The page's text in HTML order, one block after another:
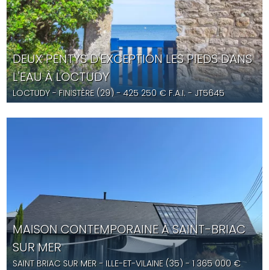
DEUX PENTYS D'EXCEPTION LES PIEDS DANS
L'EAU À LOCTUDY
LOCTUDY- FINISTÈRE (29) -425 250€ F.A.I. - JT5645
MAISON CONTEMPORAINE À SAINT-BRIAC
SUR MER
SAINT BRIAC SUR MER - ILLE-ET-VILAINE (35) -1 365 000 €